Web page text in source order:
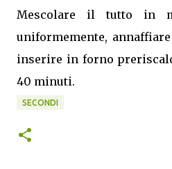
Mescolare il tutto in
uniformemente,
inserire in forno
40 minuti.
SECONDI